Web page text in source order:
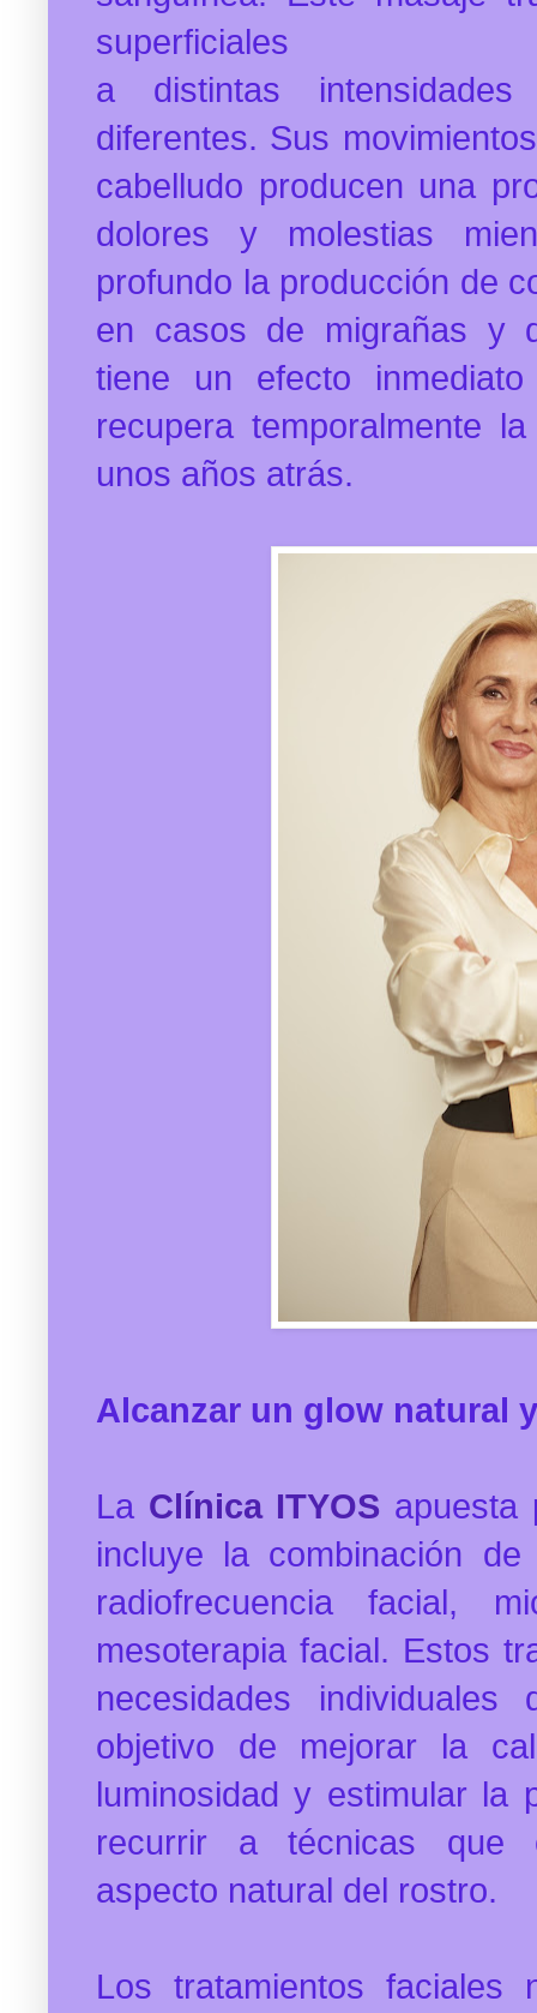
superficiales
a distintas
diferentes. Sus
cabelludo producen una
dolores y molestias
profundo la producción de
en casos de migrañas y
tiene un efecto
recupera temporalmente
unos años atrás.
Alcanzar un glow natural
La Clínica ITYOS apuesta
incluye la combinación
radiofrecuencia facial,
mesoterapia facial. Estos
necesidades
objetivo de mejorar la
luminosidad y estimular la
recurrir a técnicas que
aspecto natural del rostro.
Los tratamientos